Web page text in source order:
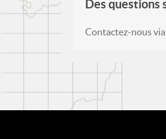
Des questions
Contactez-nous